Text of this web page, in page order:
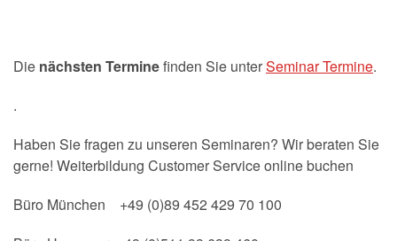
Die nächsten Terminefinden Sie unterSeminar Termine.
.
Haben Sie fragen zu unseren Seminaren? Wir beraten Sie
gerne! Weiterbildung Customer Service online buchen
Büro München +49 (0)89 452 429 70 100